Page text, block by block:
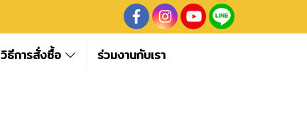
วิธีการสั่งซื้อ ร่วมงานกับเรา